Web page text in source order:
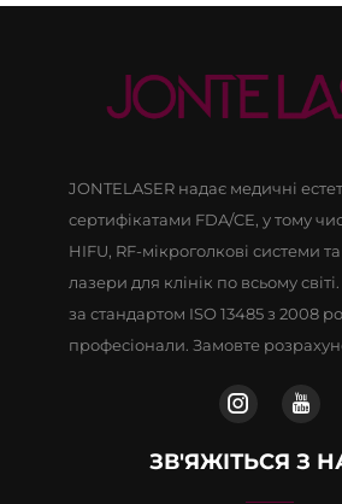
JONTELASER надає медичні
сертифікатами FDA/CE, у тому
HIFU, RF-мікроголкові системи
лазери для клінік по всьому
за стандартом ISO 13485 з 2008
професіонали. Замовте
ЗВ'ЯЖІТЬСЯ З